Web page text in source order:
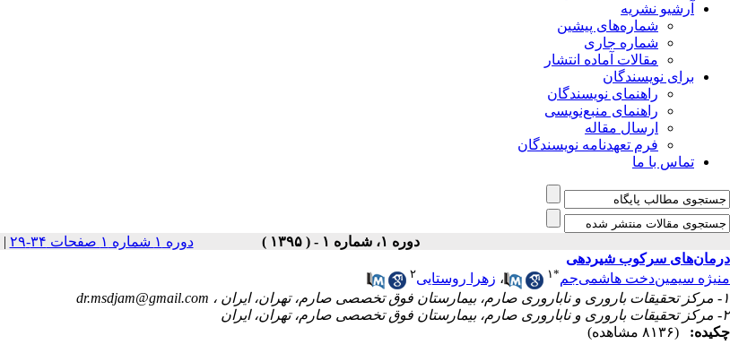
آرشیو نشریه
شماره‌های پیشین
شماره جاری
مقالات آماده انتشار
برای نویسندگان
راهنمای نویسندگان
راهنمای منبع‌نویسی
ارسال مقاله
فرم تعهدنامه نویسندگان
تماس با ما
دوره ۱، شماره ۱ - ( ۱۳۹۵ ) دوره ۱ شماره ۱ صفحات ۳۴-۲۹ |
درمان‌های سرکوب شیردهی
منیژه سیمین‌دخت هاشمی‌جم *۱ ، زهرا روستایی۲
۱- مرکز تحقیقات باروری و ناباروری صارم، بیمارستان فوق تخصصی صارم، تهران، ایران ،
dr.msdjam@gmail.com
۲- مرکز تحقیقات باروری و ناباروری صارم، بیمارستان فوق تخصصی صارم، تهران، ایران
چکیده:
(۸۱۳۶ مشاهده)